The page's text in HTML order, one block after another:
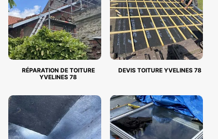
RÉPARATION DE TOITURE
YVELINES 78
DEVIS TOITURE YVELINES 78